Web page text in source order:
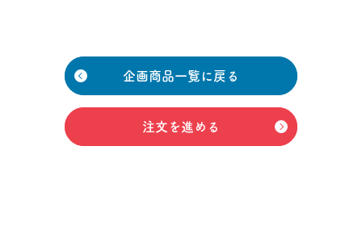
企画商品一覧に戻る
注文を進める